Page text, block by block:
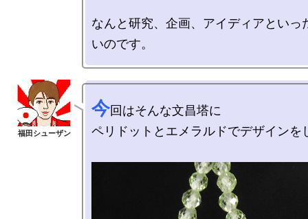
なんと研究、企画、アイディアといっ
今回はそんな文昌塔に
ペリドットとエメラルドでデザインを